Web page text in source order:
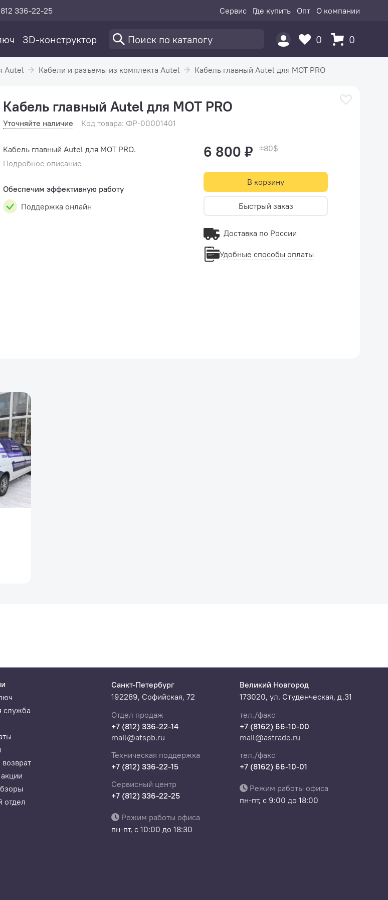
336-22-25 Сервис Где купить Опт О компании
3D-конструктор 0 0
Autel Кабели и разъемы из комплекта Autel Кабель главный Autel для MOT PRO
Кабель главный Autel для MOT PRO
Уточняйте наличие Код товара: ФР-00001401
Кабель главный Autel для MOT PRO.
Подробное описание
Обеспечим эффективную работу
Поддержка онлайн
6 800 ₽ ≈80$
В корзину
Быстрый заказ
Доставка по России
Удобные способы оплаты
служба
возврат
отдел
Санкт-Петербург
192289, Софийская, 72
Отдел продаж
+7 (812) 336-22-14
mail@atspb.ru
Техническая поддержка
+7 (812) 336-22-15
Сервисный центр
+7 (812) 336-22-25
Режим работы офиса
пн-пт, с 10:00 до 18:30
Великий Новгород
173020, ул. Студенческая, д.31
тел./факс
+7 (8162) 66-10-00
mail@astrade.ru
тел./факс
+7 (8162) 66-10-01
Режим работы офиса
пн-пт, с 9:00 до 18:00